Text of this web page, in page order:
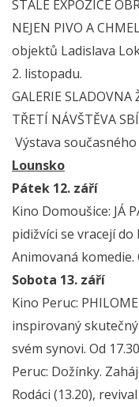
STÁLÉ EXPOZICE
NEJEN PIVO A
objektů Ladislava
2. listopadu.
GALERIE SLADOVNA
TŘETÍ NÁVŠTĚVA
Výstava
Lounsko
Pátek 12. září
Kino Domoušice: JÁ
pidižvíci se vracejí
Animovaná komedie.
Sobota 13. září
Kino Peruc:
inspirovaný
svém synovi. Od
Peruc: Dožínky.
Rodáci (13.20),